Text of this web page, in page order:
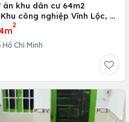
án khu dân cư 64m2
công nghiệp Vĩnh Lộc, H.
Tp. Hồ Chí Minh
2
Chí Minh